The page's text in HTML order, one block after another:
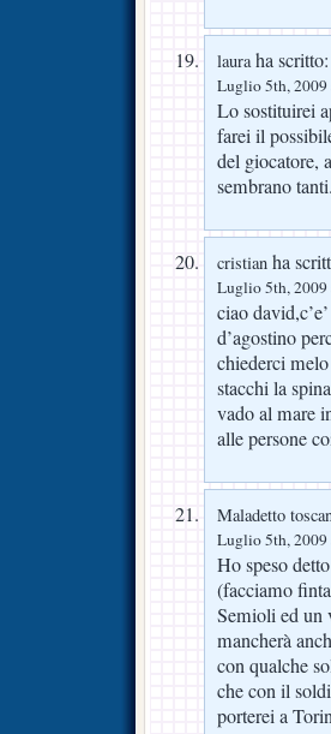
lauraha scritto:
Luglio 5th, 2009
Lo sostituirei
farei il
del giocatore,
sembrano
cristian ha
Luglio 5th, 2009
ciao
d’agostino
chiederci
stacchi la
vado al mare
alle persone
Maladetto
Luglio 5th, 2009
Ho speso
(facciamo
Semioli ed un
mancherà
con qualche
che con il
porterei a